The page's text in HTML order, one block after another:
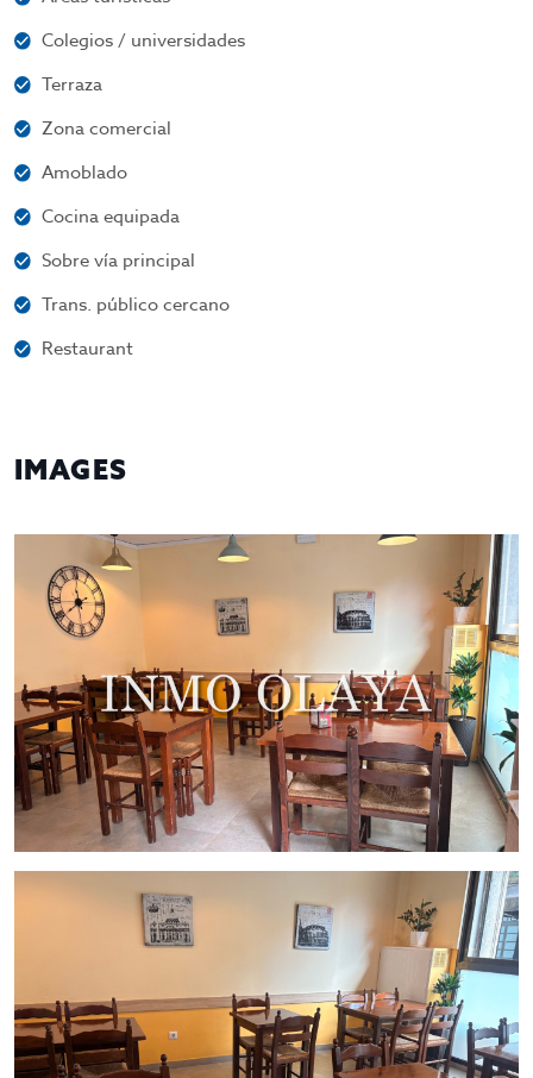
Colegios / universidades
Terraza
Zona comercial
Amoblado
Cocina equipada
Sobre vía principal
Trans. público cercano
Restaurant
IMAGES